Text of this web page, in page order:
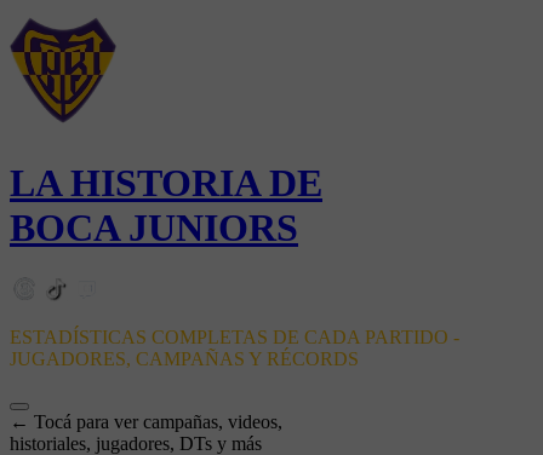
LA HISTORIA DE
BOCA JUNIORS
ESTADÍSTICAS COMPLETAS DE CADA PARTIDO -
JUGADORES, CAMPAÑAS Y RÉCORDS
← Tocá para ver campañas, videos,
historiales, jugadores, DTs y más